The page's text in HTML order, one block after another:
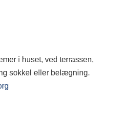
i huset, ved terrassen,
sokkel eller belægning.